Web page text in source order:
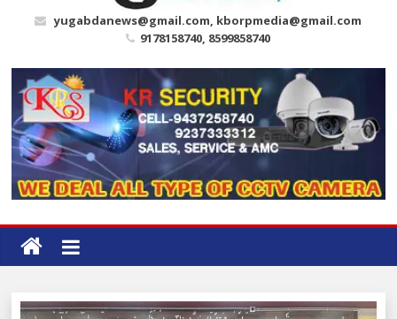
yugabdanews@gmail.com, kborpmedia@gmail.com
9178158740, 8599858740